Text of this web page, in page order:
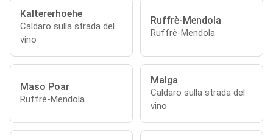
Kaltererhoehe
Caldaro sulla strada del
vino
Ruffrè-Mendola
Ruffrè-Mendola
Maso Poar
Ruffrè-Mendola
Malga
Caldaro sulla strada del
vino